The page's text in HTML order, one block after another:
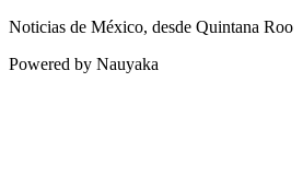
Noticias de México, desde Quintana Roo
Powered by Nauyaka